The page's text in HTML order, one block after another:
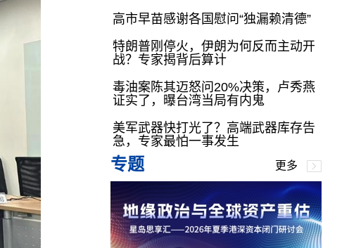
高市早苗感谢各国慰问“独漏赖清德”
特朗普刚停火，伊朗为何反而主动开
战？专家揭背后算计
毒油案陈其迈怒问20%决策，卢秀燕
证实了，曝台湾当局有内鬼
美军武器快打光了？高端武器库存告
急，专家最怕一事发生
专题 更多